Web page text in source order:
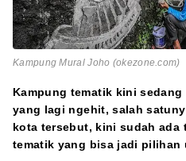
Kampung Mural Joho (okezone.com)
Kampung tematik kini
yang lagi ngehit, salah
kota tersebut, kini sudah ada
tematik yang bisa jadi pilihan